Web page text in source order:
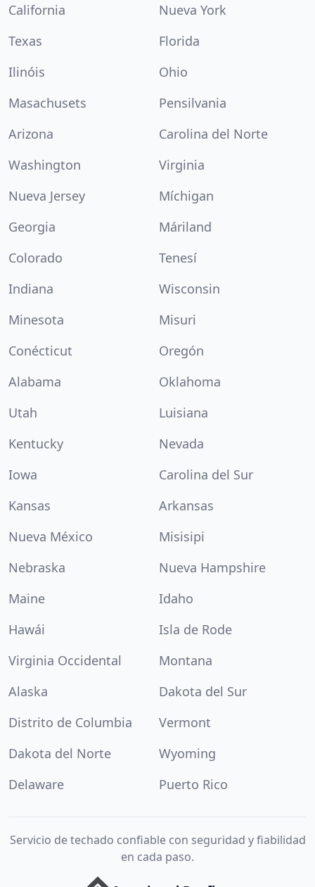
California
Nueva York
Texas
Florida
Ilinóis
Ohio
Masachusets
Pensilvania
Arizona
Carolina del Norte
Washington
Virginia
Nueva Jersey
Míchigan
Georgia
Máriland
Colorado
Tenesí
Indiana
Wisconsin
Minesota
Misuri
Conécticut
Oregón
Alabama
Oklahoma
Utah
Luisiana
Kentucky
Nevada
Iowa
Carolina del Sur
Kansas
Arkansas
Nueva México
Misisipi
Nebraska
Nueva Hampshire
Maine
Idaho
Hawái
Isla de Rode
Virginia Occidental
Montana
Alaska
Dakota del Sur
Distrito de Columbia
Vermont
Dakota del Norte
Wyoming
Delaware
Puerto Rico
Servicio de techado confiable con seguridad y fiabilidad
en cada paso.